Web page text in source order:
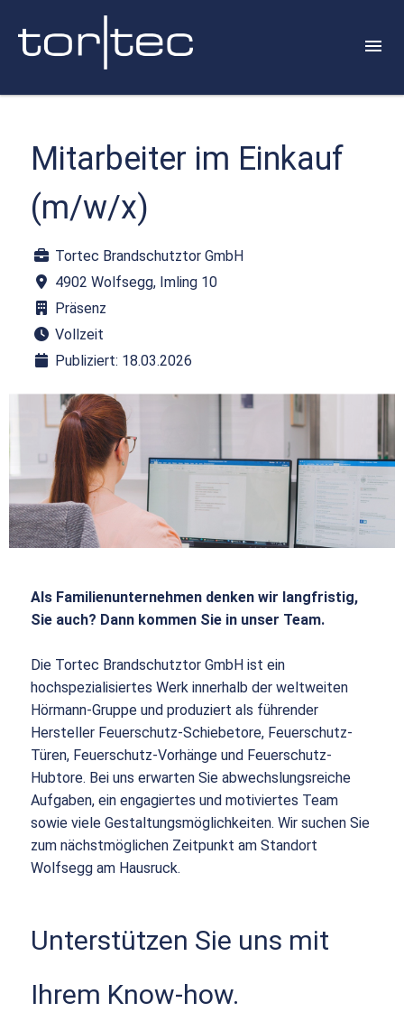
Mitarbeiter im Einkauf
(m/w/x)
Tortec Brandschutztor GmbH
4902 Wolfsegg, Imling 10
Präsenz
Vollzeit
Publiziert: 18.03.2026
Als Familienunternehmen denken wir langfristig,
Sie auch? Dann kommen Sie in unser Team.
Die Tortec Brandschutztor GmbH ist ein
hochspezialisiertes Werk innerhalb der weltweiten
Hörmann-Gruppe und produziert als führender
Hersteller Feuerschutz-Schiebetore, Feuerschutz-
Türen, Feuerschutz-Vorhänge und Feuerschutz-
Hubtore. Bei uns erwarten Sie abwechslungsreiche
Aufgaben, ein engagiertes und motiviertes Team
sowie viele Gestaltungsmöglichkeiten. Wir suchen Sie
zum nächstmöglichen Zeitpunkt am Standort
Wolfsegg am Hausruck.
Unterstützen Sie uns mit
Ihrem Know-how.